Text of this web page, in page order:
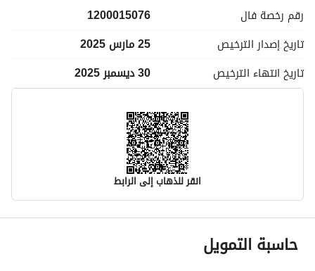
رقم رخصة فال
1200015076
تاريخ إصدار الترخيص
25 مارس 2025
تاريخ انتهاء الترخيص 30 ديسمبر 2025
انقر للذهاب إلى الرابط
معلومات مسؤول الإعلان
اسم المسؤول
حاسبة التمويل